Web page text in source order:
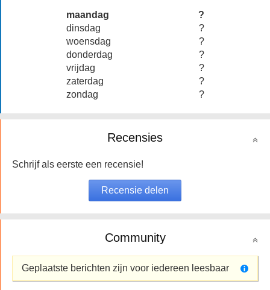
maandag
?
dinsdag
?
woensdag
?
donderdag
?
vrijdag
?
zaterdag
?
zondag
?
Recensies
Schrijf als eerste een recensie!
Community
Geplaatste berichten zijn voor iedereen leesbaar